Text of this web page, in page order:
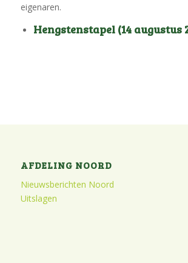
eigenaren.
Hengstenstapel (14 augustus
AFDELING NOORD
Nieuwsberichten Noord
Uitslagen